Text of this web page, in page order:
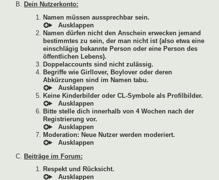
Dein Nutzerkonto:
Namen müssen aussprechbar sein.
Namen dürfen nicht den Anschein erwecken jemand
bestimmtes zu sein, der man nicht ist (also etwa eine
einschlägig bekannte Person oder eine Person des
öffentlichen Lebens).
Doppelaccounts sind nicht zulässig.
Begriffe wie Girllover, Boylover oder deren
Abkürzungen sind im Namen tabu.
Keine Kinderbilder oder CL-Symbole als Profilbilder.
Bitte stelle dich innerhalb von 4 Wochen nach der
Registrierung vor.
Moderation: Neue Nutzer werden moderiert.
Beiträge im Forum:
Respekt und Rücksicht.